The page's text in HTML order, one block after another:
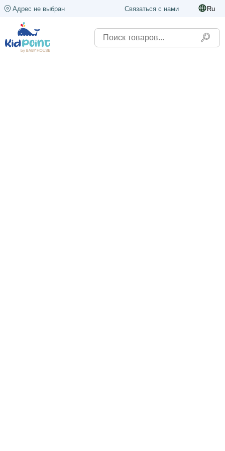
Адрес не выбран Связаться с нами Ru